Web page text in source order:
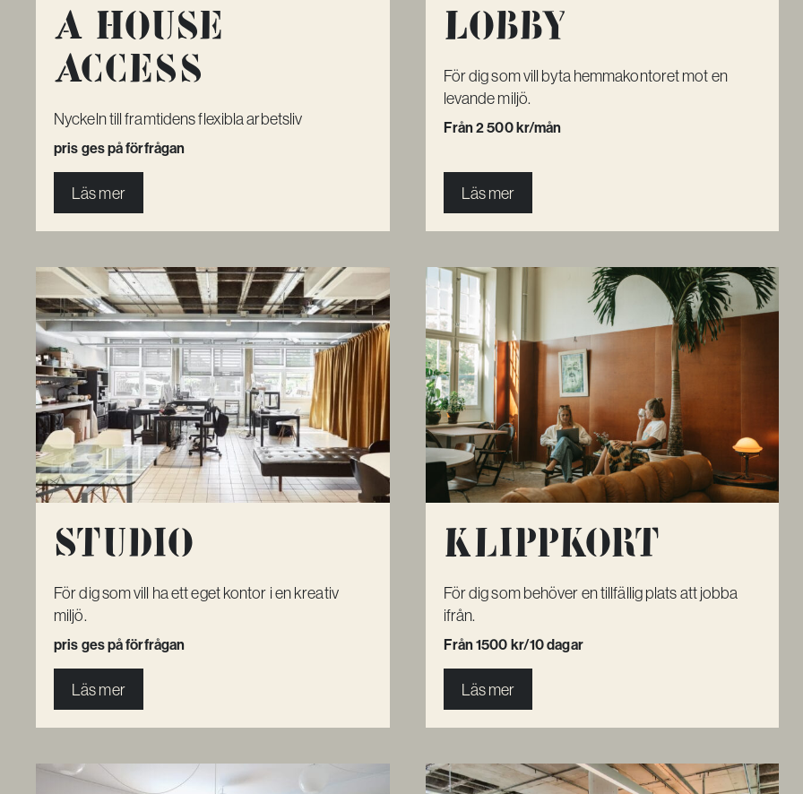
A House
Access
Nyckeln till framtidens flexibla arbetsliv
pris ges på förfrågan
Läs mer
Lobby
För dig som vill byta hemmakontoret mot en
levande miljö.
Från 2 500 kr/mån
Läs mer
Studio
För dig som vill ha ett eget kontor i en kreativ
miljö.
pris ges på förfrågan
Läs mer
Klippkort
För dig som behöver en tillfällig plats att jobba
ifrån.
Från 1500 kr/10 dagar
Läs mer